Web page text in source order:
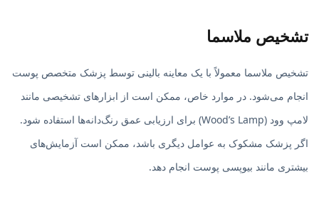
تشخیص ملاسما
تشخیص ملاسما معمولاً با یک معاینه بالینی توسط پزشک متخصص پوست
انجام می‌شود. در موارد خاص، ممکن است از ابزارهای تشخیصی مانند
لامپ وود (Wood’s Lamp) برای ارزیابی عمق رنگ‌دانه‌ها استفاده شود.
اگر پزشک مشکوک به عوامل دیگری باشد، ممکن است آزمایش‌های
بیشتری مانند بیوپسی پوست انجام دهد.